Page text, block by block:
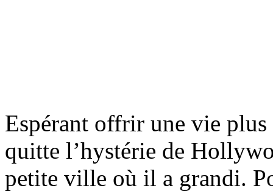
Espérant offrir une vie
quitte l’hystérie de
petite ville où il a grandi.